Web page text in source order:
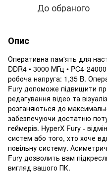
До обраного
Опис
Оперативна пам'ять для
DDR4 • 3000 МГц • PC4-
робоча напруга: 1,35 B.
Fury допоможе підвищити
редагування відео та
розганяються до
забезпечуючи достатню
геймерів. HyperX Fury -
систем або того, хто хоче
повільну систему.
Fury дозволить вам
вигляд вашого ПК.